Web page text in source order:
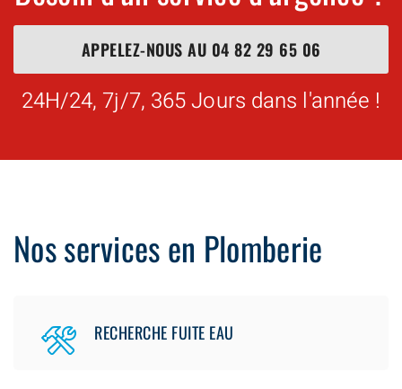
APPELEZ-NOUS AU 04 82 29 65 06
24H/24, 7j/7, 365 Jours dans l'année !
Nos services en Plomberie
RECHERCHE FUITE EAU